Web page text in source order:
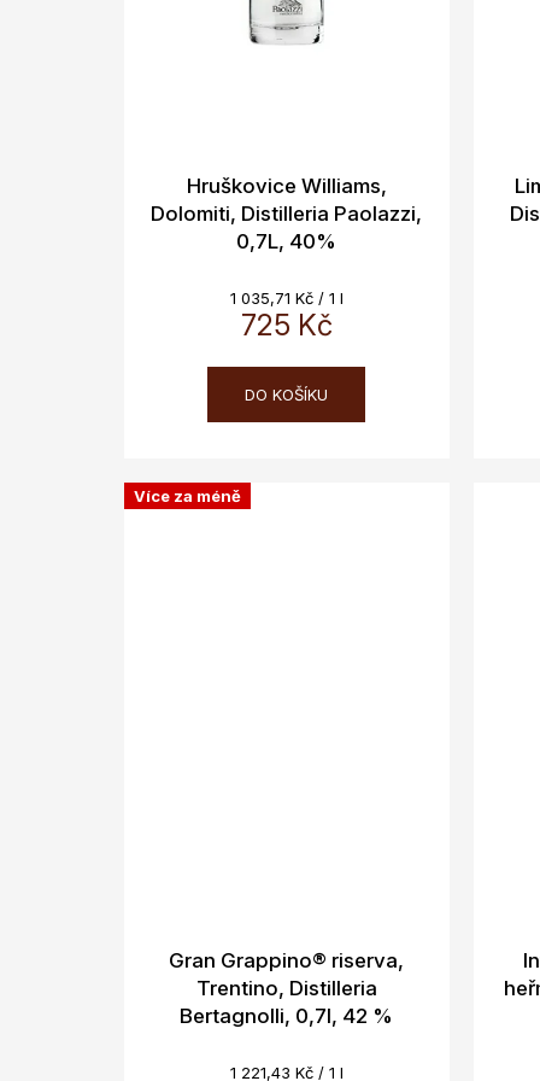
Hruškovice Williams,
Dolomiti, Distilleria Paolazzi,
0,7L, 40%
725 Kč
Měrná
cena:
1 035,71 Kč / 1 l
DO KOŠÍKU
Více za méně
Gran Grappino® riserva,
Trentino, Distilleria
Bertagnolli, 0,7l, 42 %
Měrná
1 221,43 Kč / 1 l